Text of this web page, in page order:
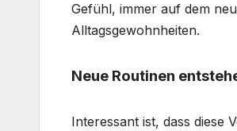
Gefühl, immer auf dem
Alltagsgewohnheiten.
Neue Routinen
Interessant ist, dass diese